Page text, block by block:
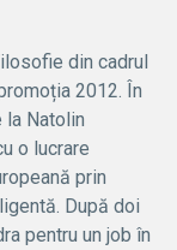
din cadrul
2012. În
la Natolin
o lucrare
prin
După doi
pentru un job în